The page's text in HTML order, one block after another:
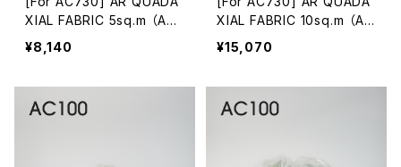
XIAL FABRIC 5sq.m （AC
730用 AR四軸ガラス繊維
5平方m）
¥8,140
XIAL FABRIC 10sq.m （AC
730用 AR四軸ガラス繊維 1
0平方m）
¥15,070